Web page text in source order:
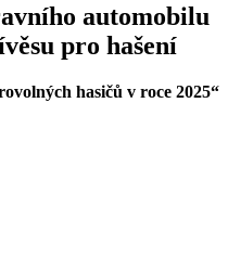
automobilu
pro hašení
hasičů v roce 2025“